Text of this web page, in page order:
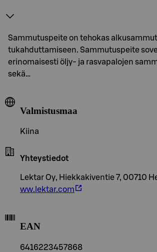
Sammutuspeite on tehokas
tukahduttamiseen. Sammutuspeite
erinomaisesti öljy- ja rasvapalojen
sekä…
Valmistusmaa
Kiina
Yhteystiedot
Lektar Oy, Hiekkakiventie 7, 00710
ww.lektar.com
EAN
6416223457868